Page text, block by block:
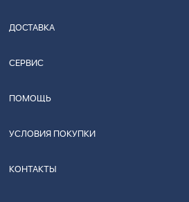
ДОСТАВКА
СЕРВИС
ПОМОЩЬ
УСЛОВИЯ ПОКУПКИ
КОНТАКТЫ